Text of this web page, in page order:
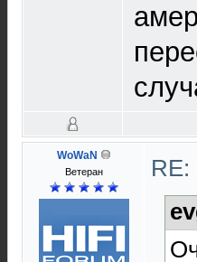
WoWaN
Ветеран